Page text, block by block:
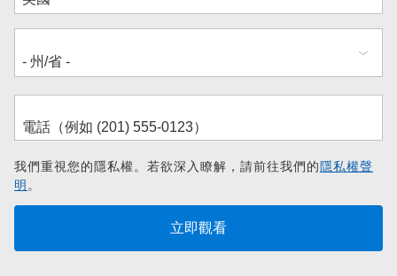
我們重視您的隱私權。若欲深入瞭解，請前往我們的隱私權聲
明。